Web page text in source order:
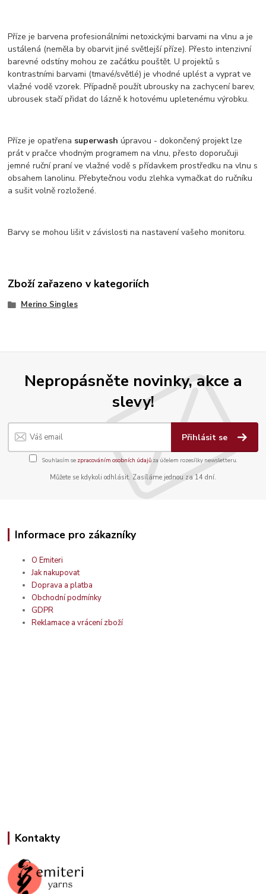
Příze je barvena profesionálními netoxickými barvami na vlnu a je
ustálená (neměla by obarvit jiné světlejší příze). Přesto intenzivní
barevné odstíny mohou ze začátku pouštět. U projektů s
kontrastními barvami (tmavé/světlé) je vhodné uplést a vyprat ve
vlažné vodě vzorek. Případně použít ubrousky na zachycení barev,
ubrousek stačí přidat do lázně k hotovému upletenému výrobku.
Příze je opatřena superwash úpravou - dokončený projekt lze
prát v pračce vhodným programem na vlnu, přesto doporučuji
jemné ruční praní ve vlažné vodě s přídavkem prostředku na vlnu s
obsahem lanolinu. Přebytečnou vodu zlehka vymačkat do ručníku
a sušit volně rozložené.
Barvy se mohou lišit v závislosti na nastavení vašeho monitoru.
Zboží zařazeno v kategoriích
Merino Singles
Nepropásněte novinky, akce a
slevy!
Přihlásit se
Souhlasím se zpracováním osobních údajůza účelem rozesílky newsletteru.
Můžete se kdykoli odhlásit. Zasíláme jednou za 14 dní.
Informace pro zákazníky
O Emiteri
Jak nakupovat
Doprava a platba
Obchodní podmínky
GDPR
Reklamace a vrácení zboží
Kontakty